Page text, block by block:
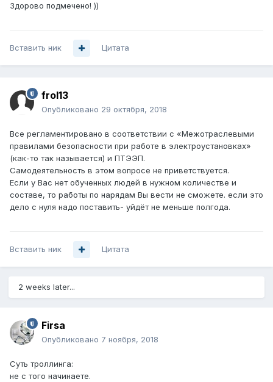
Здорово подмечено! ))
Вставить ник Цитата
frol13
Опубликовано 29 октября, 2018
Все регламентировано в соответствии с «Межотраслевыми
правилами безопасности при работе в электроустановках»
(как-то так называется) и ПТЭЭП.
Самодеятельность в этом вопросе не приветствуется.
Если у Вас нет обученных людей в нужном количестве и
составе, то работы по нарядам Вы вести не сможете. если это
дело с нуля надо поставить- уйдёт не меньше полгода.
Вставить ник Цитата
2 weeks later...
Firsa
Опубликовано 7 ноября, 2018
Суть троллинга:
не с того начинаете.